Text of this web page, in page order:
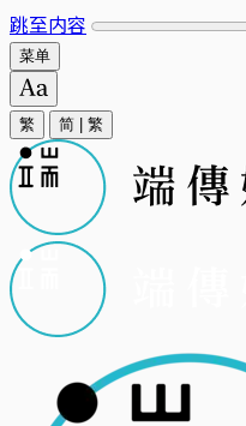
跳至内容
菜单
繁 简 繁